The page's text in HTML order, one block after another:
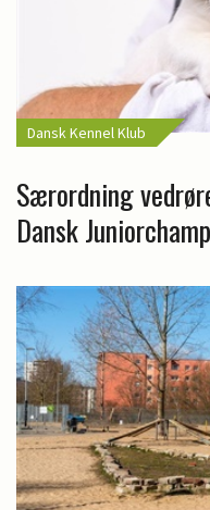
Dansk Kennel Klub
Særordning
Dansk